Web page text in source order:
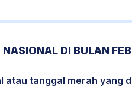
DI BULAN
atau tanggal merah yang